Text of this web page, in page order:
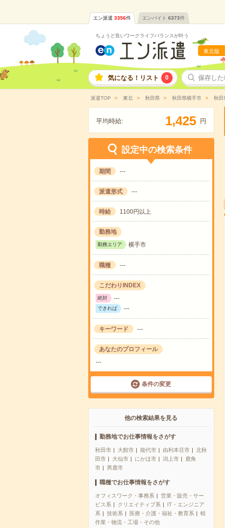
エン派遣 3356件 エンバイト 6373件
ちょうど良いワークライフバランスが叶う
東北版
気になる！リスト 0 保存し
派遣TOP 東北 秋田県 秋田県横手市 秋田
平均時給: 1,425 円
設定中の検索条件
期間 ---
派遣形式 ---
時給 1100円以上
勤務地
勤務エリア 横手市
職種 ---
こだわりINDEX
絶対 ---
できれば ---
キーワード ---
あなたのプロフィール
---
条件の変更
他の検索結果を見る
勤務地でお仕事情報をさがす
秋田市 大館市 能代市 由利本荘市
北秋
田市
大仙市 にかほ市 潟上市
鹿角
市
男鹿市
職種でお仕事情報をさがす
オフィスワーク・事務系
営業・販売・サー
ビス系
クリエイティブ系
IT・エンジニア
系
技術系 医療・介護・福祉・教育系
軽
作業・物流・工場・その他